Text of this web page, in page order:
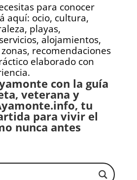
para conocer
aquí: ocio, cultura,
playas,
alojamientos,
recomendaciones
elaborado con
con la guía
veterana y
tu
para vivir el
nunca antes